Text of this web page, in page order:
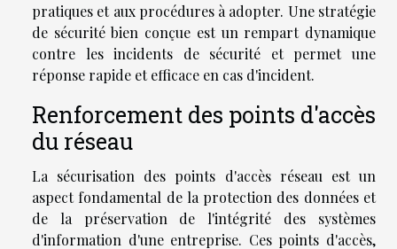
pratiques et aux procédures à adopter. Une stratégie
de sécurité bien conçue est un rempart dynamique
contre les incidents de sécurité et permet une
réponse rapide et efficace en cas d'incident.
Renforcement des points d'accès
du réseau
La sécurisation des points d'accès réseau est un
aspect fondamental de la protection des données et
de la préservation de l'intégrité des systèmes
d'information d'une entreprise. Ces points d'accès,